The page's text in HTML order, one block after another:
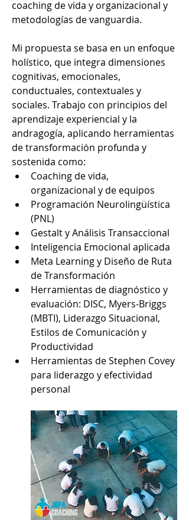
coaching de vida y organizacional y
metodologías de vanguardia.
Mi propuesta se basa en un enfoque
holístico, que integra dimensiones
cognitivas, emocionales,
conductuales, contextuales y
sociales. Trabajo con principios del
aprendizaje experiencial y la
andragogía, aplicando herramientas
de transformación profunda y
sostenida como:
Coaching de vida,
organizacional y de equipos
Programación Neurolingüística
(PNL)
Gestalt y Análisis Transaccional
Inteligencia Emocional aplicada
Meta Learning y Diseño de Ruta
de Transformación
Herramientas de diagnóstico y
evaluación: DISC, Myers-Briggs
(MBTI), Liderazgo Situacional,
Estilos de Comunicación y
Productividad
Herramientas de Stephen Covey
para liderazgo y efectividad
personal